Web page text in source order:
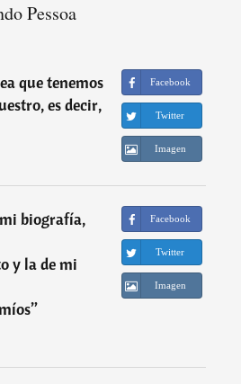
Pessoa
que tenemos
es decir,
Facebook
Twitter
Imagen
biografía,
y la de mi
”
Facebook
Twitter
Imagen